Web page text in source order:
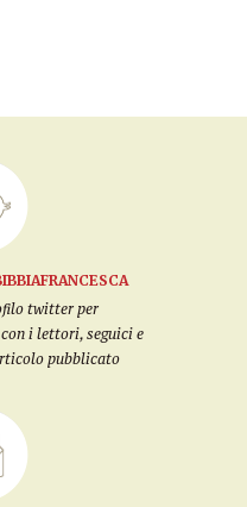
twitter per
i lettori, seguici e
pubblicato